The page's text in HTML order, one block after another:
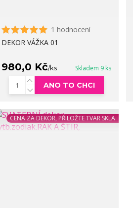
1 hodnocení
DEKOR VÁŽKA 01
980,0 Kč/ks Skladem 9 ks
ANO TO CHCI
CENA ZA DEKOR, PŘILOŽTE TVAR SKLA